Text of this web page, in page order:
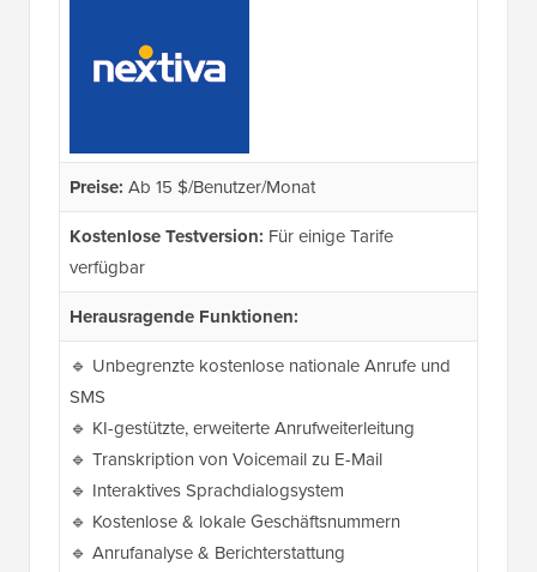
Preise: Ab 15 $/Benutzer/Monat
Kostenlose Testversion: Für einige Tarife
verfügbar
Herausragende Funktionen:
🔹 Unbegrenzte kostenlose nationale Anrufe und
SMS
🔹 KI-gestützte, erweiterte Anrufweiterleitung
🔹 Transkription von Voicemail zu E-Mail
🔹 Interaktives Sprachdialogsystem
🔹 Kostenlose & lokale Geschäftsnummern
🔹 Anrufanalyse & Berichterstattung